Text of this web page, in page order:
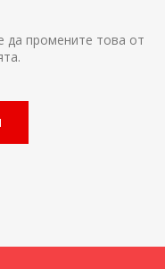
да промените това от